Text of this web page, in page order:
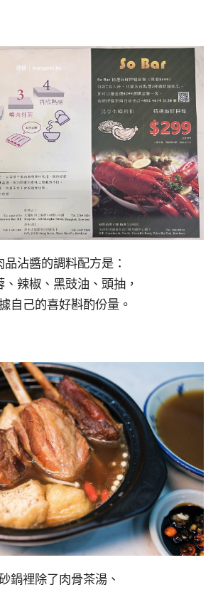
品沾醬的調料配方是：
、辣椒、黑豉油、頭抽，
自己的喜好斟酌份量。
鍋裡除了肉骨茶湯、